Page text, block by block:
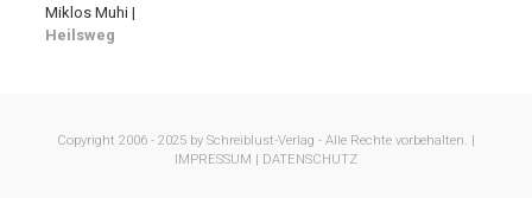
Miklos Muhi |
Heilsweg
Copyright 2006 - 2025 by Schreiblust-Verlag - Alle Rechte vorbehalten. |
IMPRESSUM |
DATENSCHUTZ